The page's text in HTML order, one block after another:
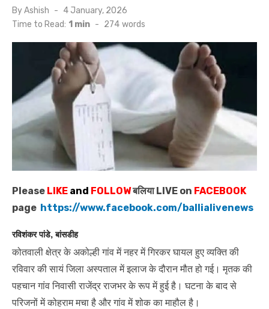
ByAshish
Posted
on
4 January, 2026
Time to Read: 1 min - 274 words
Please LIKE and FOLLOWबलिया LIVE on FACEBOOK
page https://www.facebook.com/ballialivenews
रविशंकर पांडे, बांसडीह
कोतवाली क्षेत्र के अकोल्ही गांव में नहर में गिरकर घायल हुए व्यक्ति की
रविवार की सायं जिला अस्पताल में इलाज के दौरान मौत हो गई। मृतक की
पहचान गांव निवासी राजेंद्र राजभर के रूप में हुई है। घटना के बाद से
परिजनों में कोहराम मचा है और गांव में शोक का माहौल है।